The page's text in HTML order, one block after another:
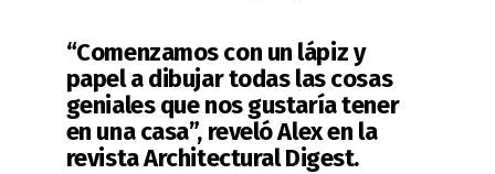
“Comenzamos con un lápiz y
papel a dibujar todas las cosas
geniales que nos gustaría tener
en una casa”, reveló Alex en la
revista Architectural Digest.